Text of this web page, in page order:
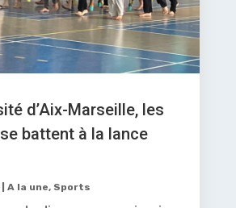
d’Aix-Marseille, les
battent à la lance
A la une, Sports